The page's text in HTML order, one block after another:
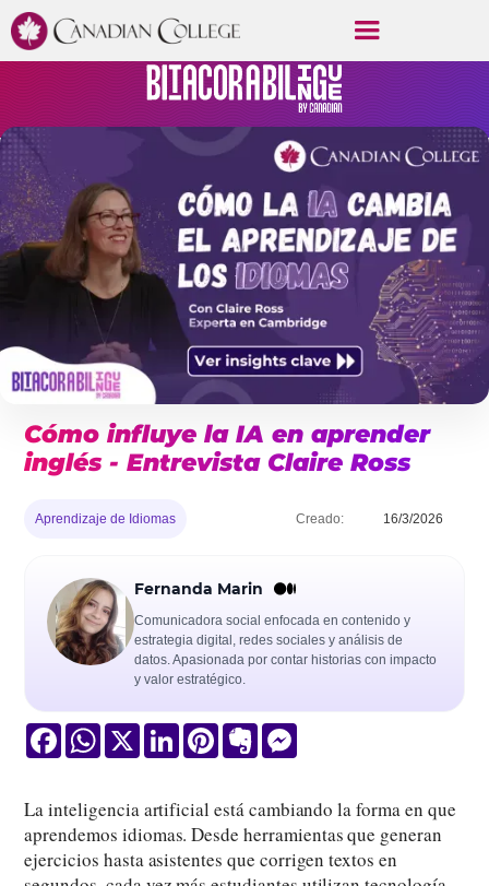
Cómo influye la IA en aprender
inglés - Entrevista Claire Ross
Aprendizaje de Idiomas Creado: 16/3/2026
Fernanda Marin
Comunicadora social enfocada en contenido y
estrategia digital, redes sociales y análisis de
datos. Apasionada por contar historias con impacto
y valor estratégico.
FacebookWhatsApp
X LinkedInPinterestEvernote
La inteligencia artificial está cambiando la forma en que
aprendemos idiomas. Desde herramientas que generan
ejercicios hasta asistentes que corrigen textos en